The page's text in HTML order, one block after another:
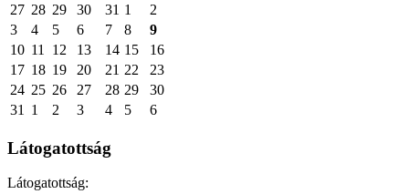
27 28 29 30 31 1
2
3
4 5 6 7 8
9
10 11 12 13 14 15
16
17 18 19 20 21 22
23
24 25 26 27 28 29
30
31
1 2 3 4 5 6
Látogatottság
Látogatottság: